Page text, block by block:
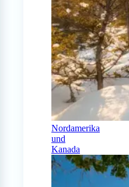
Nordamerika
und
Kanada